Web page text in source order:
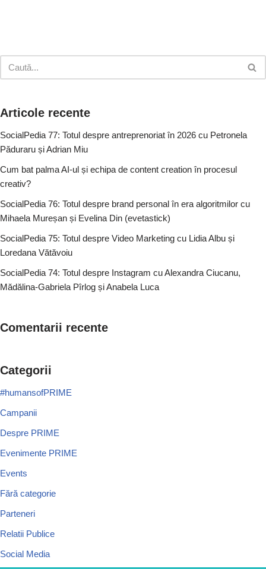
Articole recente
SocialPedia 77: Totul despre antreprenoriat în 2026 cu Petronela
Păduraru și Adrian Miu
Cum bat palma AI-ul și echipa de content creation în procesul
creativ?
SocialPedia 76: Totul despre brand personal în era algoritmilor cu
Mihaela Mureșan și Evelina Din (evetastick)
SocialPedia 75: Totul despre Video Marketing cu Lidia Albu și
Loredana Vătăvoiu
SocialPedia 74: Totul despre Instagram cu Alexandra Ciucanu,
Mădălina-Gabriela Pîrlog și Anabela Luca
Comentarii recente
Categorii
#humansofPRIME
Campanii
Despre PRIME
Evenimente PRIME
Events
Fără categorie
Parteneri
Relatii Publice
Social Media